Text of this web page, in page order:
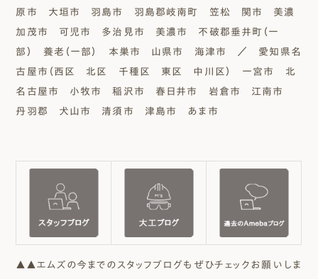
原市 大垣市 羽島市 羽島郡岐南町 笠松 関市 美濃
加茂市 可児市 多治見市 美濃市 不破郡垂井町（一
部） 養老（一部） 本巣市 山県市 海津市 ／ 愛知県名
古屋市（西区 北区 千種区 東区 中川区） 一宮市 北
名古屋市 小牧市 稲沢市 春日井市 岩倉市 江南市
丹羽郡 犬山市 清須市 津島市 あま市
▲▲エムズの今までのスタッフブログもぜひチェックお願いしま